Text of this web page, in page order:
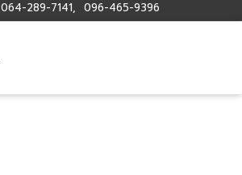
064-289-7141, 096-465-9396